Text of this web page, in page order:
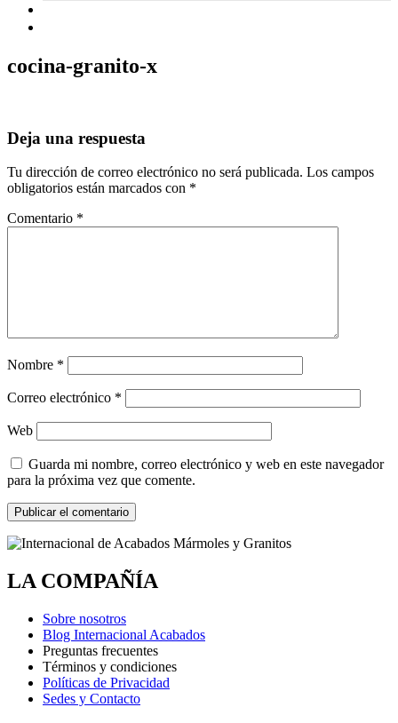
cocina-granito-x
Deja una respuesta
Tu dirección de correo electrónico no será publicada. Los campos
obligatorios están marcados con *
Comentario *
Nombre *
Correo electrónico *
Web
Guarda mi nombre, correo electrónico y web en este navegador
para la próxima vez que comente.
LA COMPAÑÍA
Sobre nosotros
Blog Internacional Acabados
Preguntas frecuentes
Términos y condiciones
Políticas de Privacidad
Sedes y Contacto